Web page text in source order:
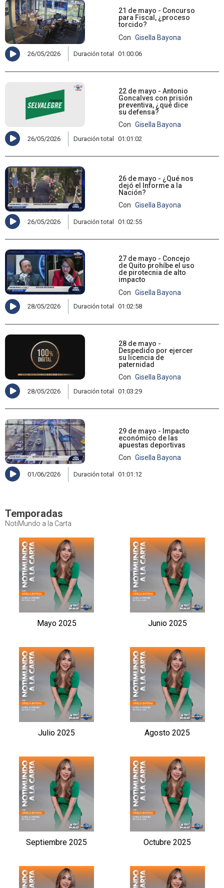
21 de mayo - Concurso
para Fiscal, ¿proceso
torcido?
Con Gisella Bayona
26/05/2026 Duración total 01:00:06
22 de mayo - Antonio
Goncalves con prisión
preventiva, ¿qué dice
su defensa?
Con Gisella Bayona
26/05/2026 Duración total 01:01:02
26 de mayo - ¿Qué nos
dejó el Informe a la
Nación?
Con Gisella Bayona
26/05/2026 Duración total 01:02:55
27 de mayo - Concejo
de Quito prohíbe el uso
de pirotecnia de alto
impacto
Con Gisella Bayona
28/05/2026 Duración total 01:02:58
28 de mayo -
Despedido por ejercer
su licencia de
paternidad
Con Gisella Bayona
28/05/2026 Duración total 01:03:29
29 de mayo - Impacto
económico de las
apuestas deportivas
Con Gisella Bayona
01/06/2026 Duración total 01:01:12
Temporadas
NotiMundo a la Carta
Mayo 2025 Junio 2025
Julio 2025 Agosto 2025
Septiembre 2025 Octubre 2025